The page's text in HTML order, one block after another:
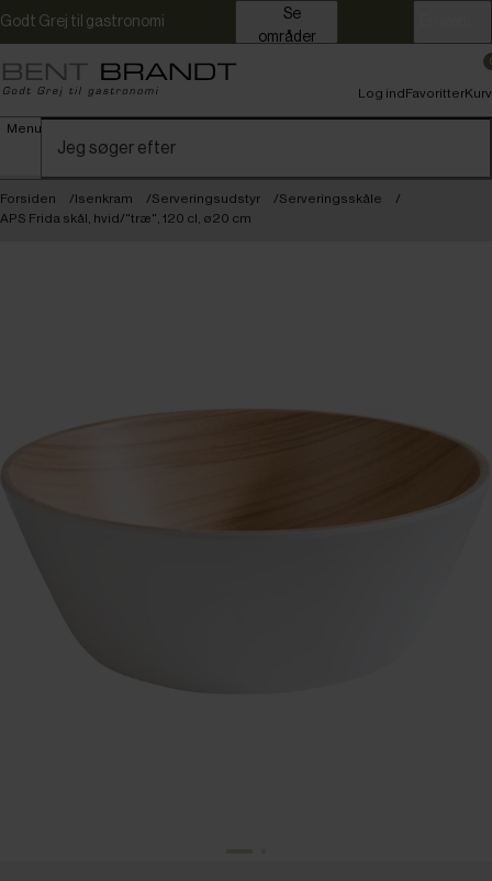
Godt Grej til gastronomi
områder
Menu
Log indFavoritterKurv
Forsiden Isenkram Serveringsudstyr
Serveringsskåle
APS Frida skål, hvid/"træ", 120 cl, ø20 cm